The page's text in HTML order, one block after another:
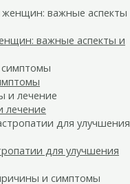
важные аспекты и
лечение
для улучшения